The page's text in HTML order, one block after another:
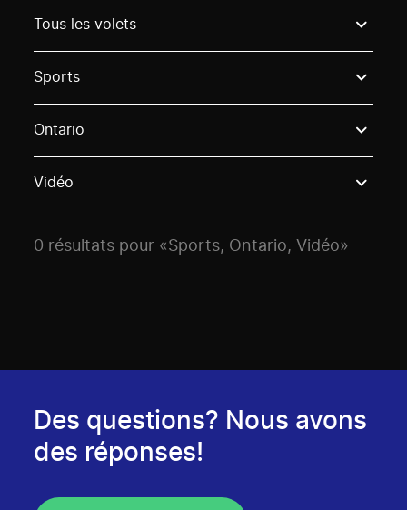
Tous les volets
Sports
Ontario
Vidéo
0 résultats pour «Sports, Ontario, Vidéo»
Des questions? Nous avons
des réponses!